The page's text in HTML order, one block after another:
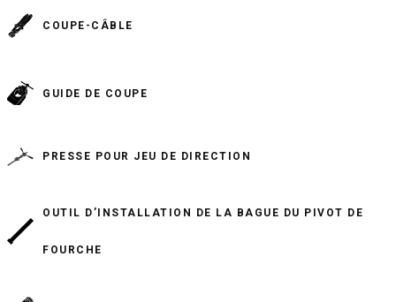
COUPE-CÂBLE
GUIDE DE COUPE
PRESSE POUR JEU DE DIRECTION
OUTIL D’INSTALLATION DE LA BAGUE DU PIVOT DE
FOURCHE